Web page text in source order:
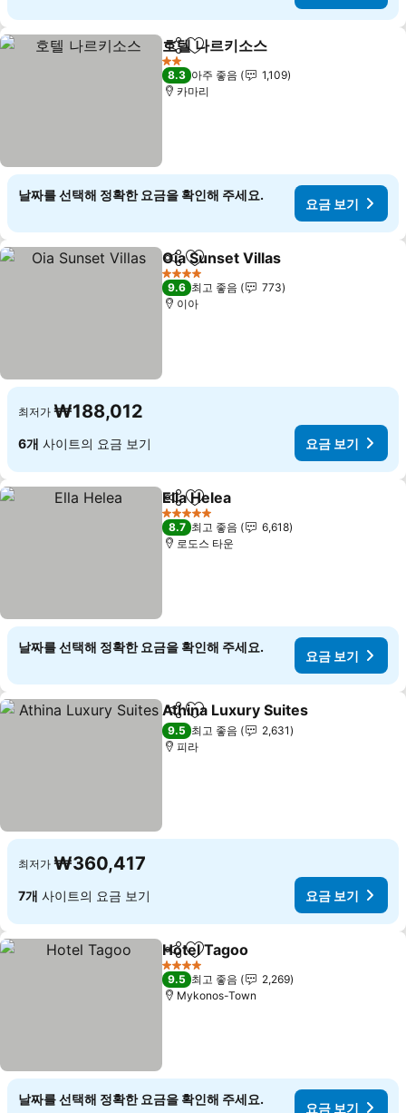
공유 즐겨찾기에 추가
호텔 나르키소스
2 성급
8.3 아주 좋음
1,109
카마리
날짜를 선택해 정확한 요금을 확인해 주세요.
요금 보기
공유 즐겨찾기에 추가
Oia Sunset Villas
4 성급
9.6 최고 좋음
773
이아
최저가 ₩188,012
6개 사이트의 요금 보기 요금 보기
공유 즐겨찾기에 추가
Ella Helea
5 성급
8.7 최고 좋음
6,618
로도스 타운
날짜를 선택해 정확한 요금을 확인해 주세요.
요금 보기
공유 즐겨찾기에 추가
Athina Luxury Suites
9.5 최고 좋음
2,631
피라
최저가 ₩360,417
7개 사이트의 요금 보기 요금 보기
공유 즐겨찾기에 추가
Hotel Tagoo
4 성급
9.5 최고 좋음
2,269
Mykonos-Town
날짜를 선택해 정확한 요금을 확인해 주세요.
요금 보기